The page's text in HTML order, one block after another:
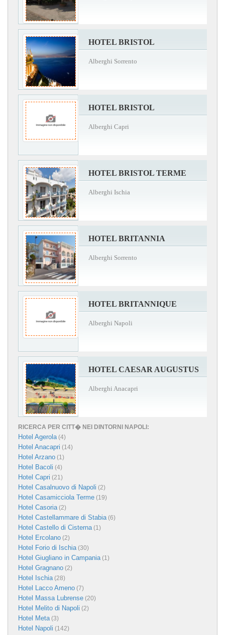
HOTEL BRISTOL
Alberghi Sorrento
HOTEL BRISTOL
Alberghi Capri
HOTEL BRISTOL TERME
Alberghi Ischia
HOTEL BRITANNIA
Alberghi Sorrento
HOTEL BRITANNIQUE
Alberghi Napoli
HOTEL CAESAR AUGUSTUS
Alberghi Anacapri
RICERCA PER CITT� NEI DINTORNI NAPOLI:
Hotel Agerola(4)
Hotel Anacapri (14)
Hotel Arzano (1)
Hotel Bacoli (4)
Hotel Capri (21)
Hotel Casalnuovo di Napoli (2)
Hotel Casamicciola Terme (19)
Hotel Casoria(2)
Hotel Castellammare di Stabia(6)
Hotel Castello di Cisterna(1)
Hotel Ercolano (2)
Hotel Forio di Ischia(30)
Hotel Giugliano in Campania(1)
Hotel Gragnano (2)
Hotel Ischia(28)
Hotel Lacco Ameno (7)
Hotel Massa Lubrense (20)
Hotel Melito di Napoli (2)
Hotel Meta(3)
Hotel Napoli (142)